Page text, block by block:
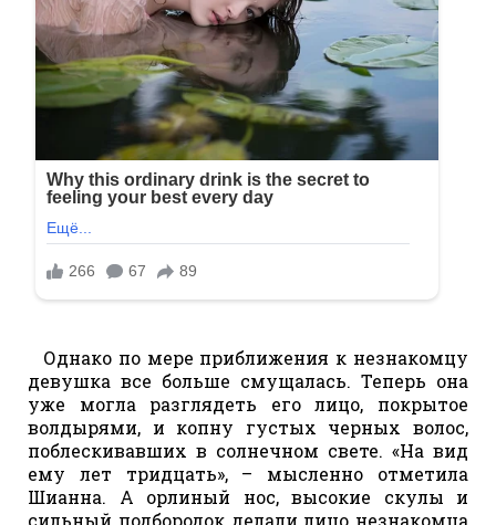
Однако по мере приближения к незнакомцу
девушка все больше смущалась. Теперь она
уже могла разглядеть его лицо, покрытое
волдырями, и копну густых черных волос,
поблескивавших в солнечном свете. «На вид
ему лет тридцать», – мысленно отметила
Шианна. А орлиный нос, высокие скулы и
сильный подбородок делали лицо незнакомца